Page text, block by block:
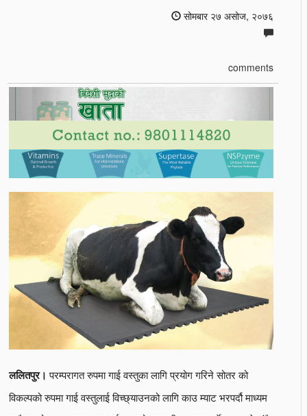
सोमबार २७ असोज, २०७६
comments
ललितपुर। परम्परागत रुपमा गाई वस्तुका लागि प्रयोग गरिने सोतर को
विकल्पको रुपमा गाई वस्तुलाई विच्छ्याउनको लागि काउ म्याट भरपर्दौ माध्यम